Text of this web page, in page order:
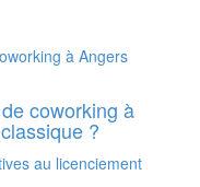
coworking à
?